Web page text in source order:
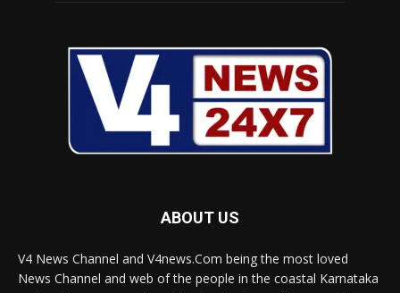
ABOUT US
V4 News Channel and V4news.Com being the most loved
News Channel and web of the people in the coastal Karnataka